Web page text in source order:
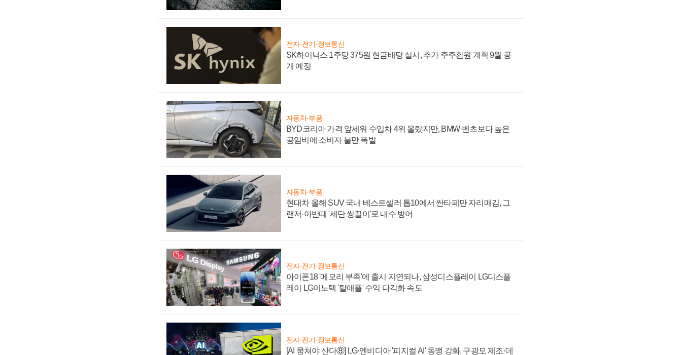
전자·전기·정보통신
SK하이닉스 1주당 375원 현금배당 실시, 추가 주주환원 계획 9월 공
개 예정
자동차·부품
BYD코리아 가격 앞세워 수입차 4위 올랐지만, BMW·벤츠보다 높은
공임비에 소비자 불만 폭발
자동차·부품
현대차 올해 SUV 국내 베스트셀러 톱10에서 싼타페만 자리매김, 그
랜저·아반떼 '세단 쌍끌이'로 내수 방어
전자·전기·정보통신
아이폰18 '메모리 부족'에 출시 지연되나, 삼성디스플레이 LG디스플
레이 LG이노텍 '탈애플' 수익 다각화 속도
전자·전기·정보통신
[AI 뭉쳐야 산다⑧] LG·엔비디아 '피지컬 AI' 동맹 강화, 구광모 제조·데